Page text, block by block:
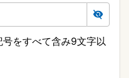
をすべて含み9文字以